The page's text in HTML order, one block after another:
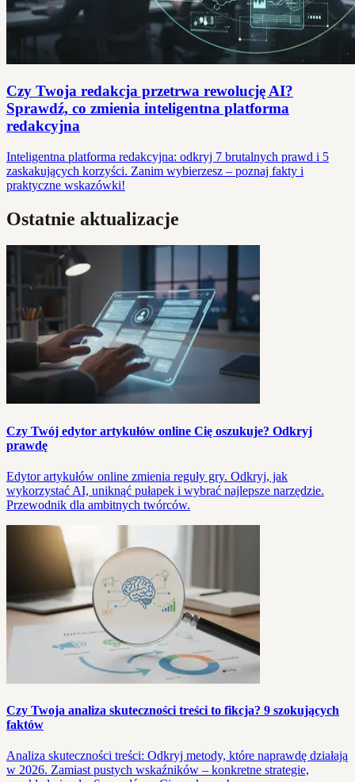
Czy Twoja redakcja przetrwa rewolucję AI?
Sprawdź, co zmienia inteligentna platforma
redakcyjna
Inteligentna platforma redakcyjna: odkryj 7 brutalnych prawd i 5
zaskakujących korzyści. Zanim wybierzesz – poznaj fakty i
praktyczne wskazówki!
Ostatnie aktualizacje
Czy Twój edytor artykułów online Cię oszukuje? Odkryj
prawdę
Edytor artykułów online zmienia reguły gry. Odkryj, jak
wykorzystać AI, uniknąć pułapek i wybrać najlepsze narzędzie.
Przewodnik dla ambitnych twórców.
Czy Twoja analiza skuteczności treści to fikcja? 9 szokujących
faktów
Analiza skuteczności treści: Odkryj metody, które naprawdę działają
w 2026. Zamiast pustych wskaźników – konkretne strategie,